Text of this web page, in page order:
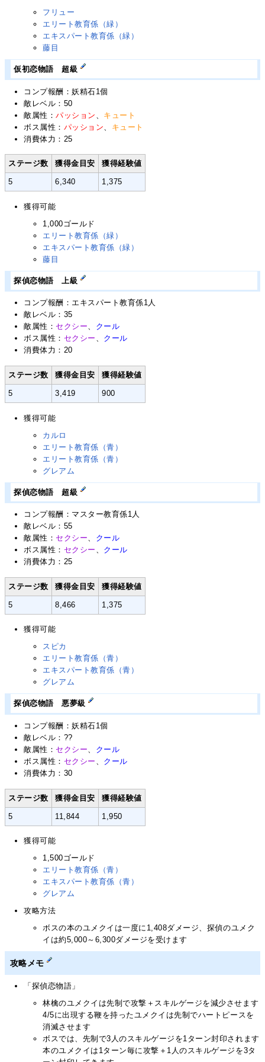
フリュー
エリート教育係（緑）
エキスパート教育係（緑）
藤目
仮初恋物語 超級
コンプ報酬：妖精石1個
敵レベル：50
敵属性：パッション
キュート
ボス属性： パッション
キュート
消費体力：25
ステージ数 獲得金目安 獲得経験値
5 6,340 1,375
獲得可能
1,000ゴールド
エリート教育係（緑）
エキスパート教育係（緑）
藤目
探偵恋物語 上級
コンプ報酬：エキスパート教育係1人
敵レベル：35
敵属性： セクシー、 クール
ボス属性： セクシー 、 クール
消費体力：20
ステージ数 獲得金目安 獲得経験値
5 3,419 900
獲得可能
カルロ
エリート教育係（青）
エリート教育係（青）
グレアム
探偵恋物語 超級
コンプ報酬：マスター教育係1人
敵レベル：55
敵属性： セクシー、 クール
ボス属性： セクシー 、 クール
消費体力：25
ステージ数 獲得金目安 獲得経験値
5 8,466 1,375
獲得可能
スピカ
エリート教育係（青）
エキスパート教育係（青）
グレアム
探偵恋物語 悪夢級
コンプ報酬：妖精石1個
敵レベル：??
敵属性： セクシー
クール
ボス属性： セクシー
クール
消費体力：30
ステージ数 獲得金目安 獲得経験値
5 11,844 1,950
獲得可能
1,500ゴールド
エリート教育係（青）
エキスパート教育係（青）
グレアム
攻略方法
ボスの本のユメクイは一度に1,408ダメージ、探偵のユメク
イは約5,000～6,300ダメージを受けます
攻略メモ
「探偵恋物語」
林檎のユメクイは先制で攻撃＋スキルゲージを減少させます
4/5に出現する鞭を持ったユメクイは先制でハートピースを
消滅させます
ボスでは、先制で3人のスキルゲージを1ターン封印されます
本のユメクイは1ターン毎に攻撃＋1人のスキルゲージを3タ